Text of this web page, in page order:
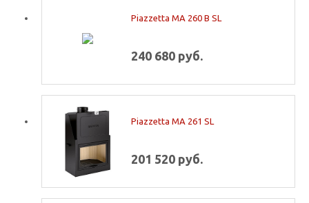
Piazzetta MA 260 B SL
240 680 руб.
Piazzetta MA 261 SL
201 520 руб.